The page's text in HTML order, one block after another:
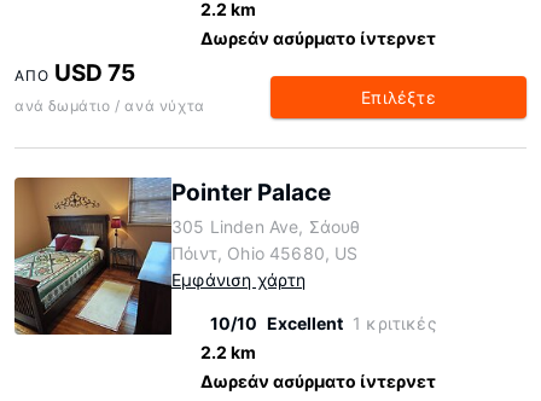
2.2 km
Δωρεάν ασύρματο ίντερνετ
ΑΠΌ USD 75
ανά δωμάτιο / ανά νύχτα Επιλέξτε
Pointer Palace
305 Linden Ave, Σάουθ
Πόιντ, Ohio 45680, US
Εμφάνιση χάρτη
10/10 Excellent 1 κριτικές
2.2 km
Δωρεάν ασύρματο ίντερνετ